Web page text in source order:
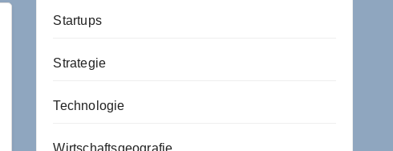
Startups
Strategie
Technologie
Wirtschaftsgeografie